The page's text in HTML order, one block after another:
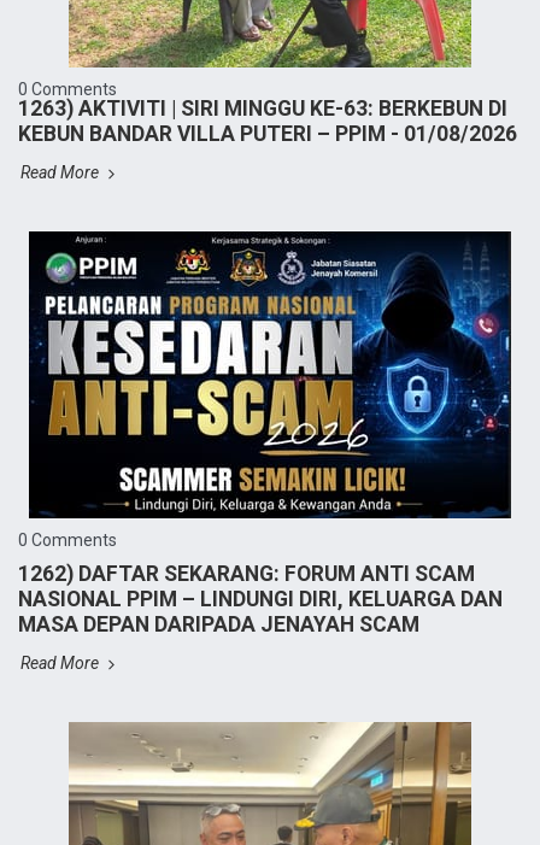
0 Comments
1263) AKTIVITI | SIRI MINGGU KE-63: BERKEBUN DI
KEBUN BANDAR VILLA PUTERI – PPIM - 01/08/2026
Read More
0 Comments
1262) DAFTAR SEKARANG: FORUM ANTI SCAM
NASIONAL PPIM – LINDUNGI DIRI, KELUARGA DAN
MASA DEPAN DARIPADA JENAYAH SCAM
Read More